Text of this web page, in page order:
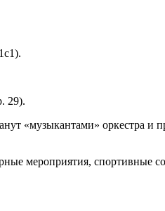
29).
«музыкантами» оркестра и
мероприятия, спортивные